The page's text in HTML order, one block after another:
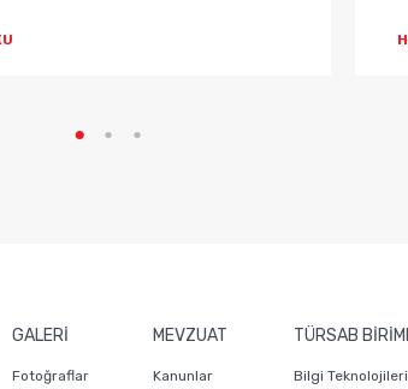
GALERİ
Fotoğraflar
MEVZUAT
Kanunlar
TÜRSAB
Bilgi